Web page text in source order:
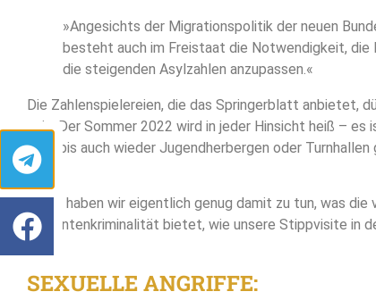
»Angesichts der Migrationspolitik der neuen
besteht auch im Freistaat die Notwendigkeit, die
die steigenden Asylzahlen anzupassen.«
Die Zahlenspielereien, die das Springerblatt anbietet,
sein. Der Sommer 2022 wird in jeder Hinsicht heiß – es
Zeit, bis auch wieder Jugendherbergen oder
(sp)
Dabei haben wir eigentlich genug damit zu tun, was die
Migrantenkriminalität bietet, wie unsere Stippvisite in
zeigt:
SEXUELLE ANGRIFFE: